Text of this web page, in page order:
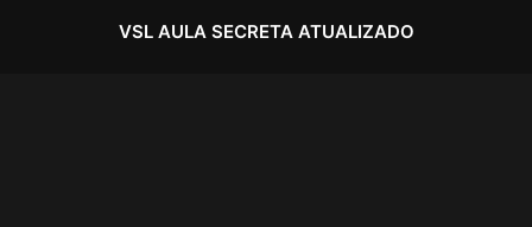
VSL AULA SECRETA ATUALIZADO